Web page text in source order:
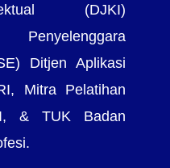
(DJKI)
Penyelenggara
Ditjen Aplikasi
Mitra Pelatihan
& TUK Badan